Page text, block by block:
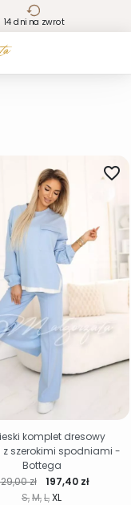
14 dni na zwrot
S M L XL
favorite_border
regularna
zł Cena
197,40 zł
komplet dresowy
szerokimi spodniami -
Bottega